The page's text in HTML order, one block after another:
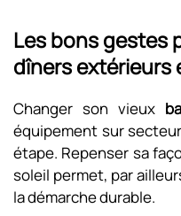
Les bons gestes
dîners extérieurs
Changer son vieux
équipement sur
étape. Repenser sa
soleil permet, par
la démarche durable.